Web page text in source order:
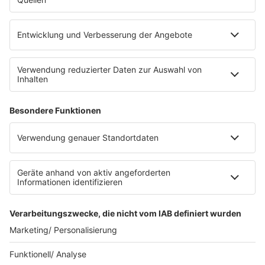
eröffnet. Direkt an der Medizinischen Klinik bietet es
E-Bikes über eine Photovoltaikanlage auf dem …
Impressum
Datenschutzerklärung
Datenschutzeinstellungen